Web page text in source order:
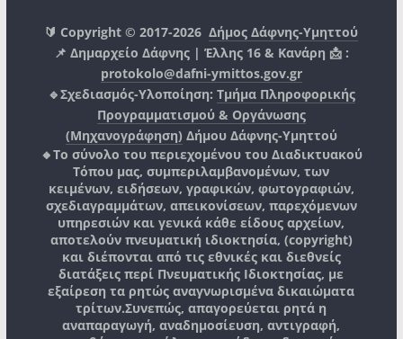
🔰 Copyright © 2017-2026Δήμος Δάφνης-Υμηττού
📌 Δημαρχείο Δάφνης | Έλλης 16 & Κανάρη 📩 :
protokolo@dafni-ymittos.gov.gr
🔹Σχεδιασμός-Υλοποίηση: Τμήμα Πληροφορικής
Προγραμματισμού & Οργάνωσης
(Μηχανογράφηση) Δήμου Δάφνης-Υμηττού
🔸Το σύνολο του περιεχομένου του Διαδικτυακού
Τόπου μας, συμπεριλαμβανομένων, των
κειμένων, ειδήσεων, γραφικών, φωτογραφιών,
σχεδιαγραμμάτων, απεικονίσεων, παρεχόμενων
υπηρεσιών και γενικά κάθε είδους αρχείων,
αποτελούν πνευματική ιδιοκτησία, (copyright)
και διέπονται από τις εθνικές και διεθνείς
διατάξεις περί Πνευματικής Ιδιοκτησίας, με
εξαίρεση τα ρητώς αναγνωρισμένα δικαιώματα
τρίτων.Συνεπώς, απαγορεύεται ρητά η
αναπαραγωγή, αναδημοσίευση, αντιγραφή,